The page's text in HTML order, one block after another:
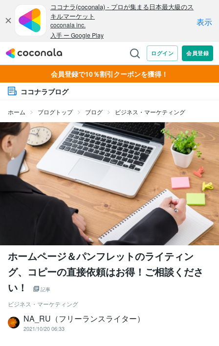
会員登録で10％割引クーポンを獲得！
ココナラブログ
ホーム ブログトップ ブログ ビジネス・マーケティング
ホームページ＆パンフレットのライティン
グ、コピーの直接依頼はお得！ご相談くださ
い！
記事
ビジネス・マーケティング
NA_RU（フリーランスライター）
2021/10/20 06:33